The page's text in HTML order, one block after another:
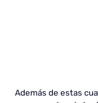
Además de estas